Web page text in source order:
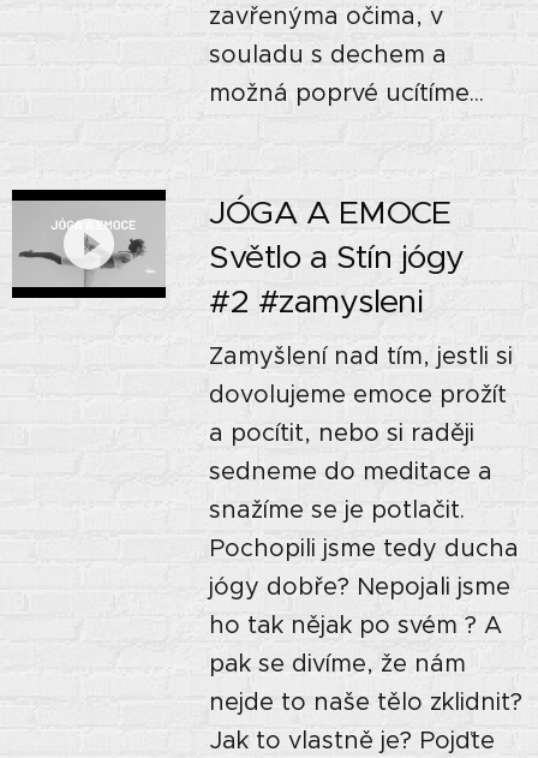
zavřenýma očima, v
souladu s dechem a
možná poprvé ucítíme...
JÓGA A EMOCE 🙏🏼
Světlo a Stín jógy🌘
#2 #zamysleni
Zamyšlení nad tím, jestli si
dovolujeme emoce prožít
a pocítit, nebo si raději
sedneme do meditace a
snažíme se je potlačit.
Pochopili jsme tedy ducha
jógy dobře? Nepojali jsme
ho tak nějak po svém ? A
pak se divíme, že nám
nejde to naše tělo zklidnit?
Jak to vlastně je? Pojďte